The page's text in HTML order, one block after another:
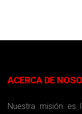
ACERCA DE
Nuestra misión es